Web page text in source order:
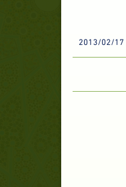
2013/02/17